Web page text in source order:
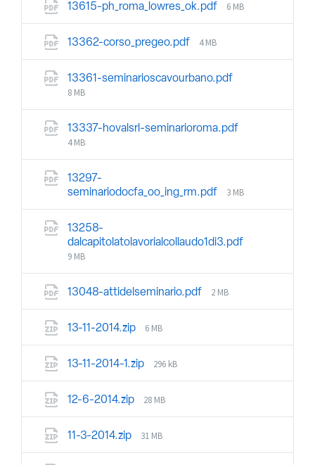
13615-ph_roma_lowres_ok.pdf 6 MB
13362-corso_pregeo.pdf 4 MB
13361-seminarioscavourbano.pdf
8 MB
13337-hovalsrl-seminarioroma.pdf
4 MB
13297-
seminariodocfa_oo_ing_rm.pdf
3 MB
13258-
dalcapitolatolavorialcollaudo1di3.pdf
9 MB
13048-attidelseminario.pdf 2 MB
13-11-2014.zip 6 MB
13-11-2014-1.zip 296 kB
12-6-2014.zip 28 MB
11-3-2014.zip 31 MB